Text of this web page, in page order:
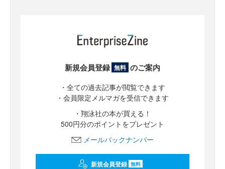
新規会員登録 無料 のご案内
・全ての過去記事が閲覧できます
・会員限定メルマガを受信できます
・翔泳社の本が買える！
500円分のポイントをプレゼント
メールバックナンバー
新規会員登録 無料